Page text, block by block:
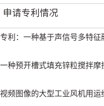
申请专利情况
利：一种基于声信号多特征
一种预开槽式填充锌粒搅拌摩
频图像的大型工业风机用运